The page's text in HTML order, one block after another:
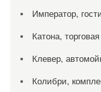
Император,
Катона,
Клевер,
Колибри,